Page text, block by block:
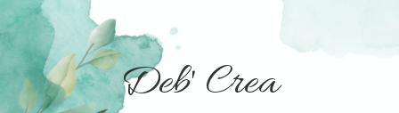
Deb' Crea